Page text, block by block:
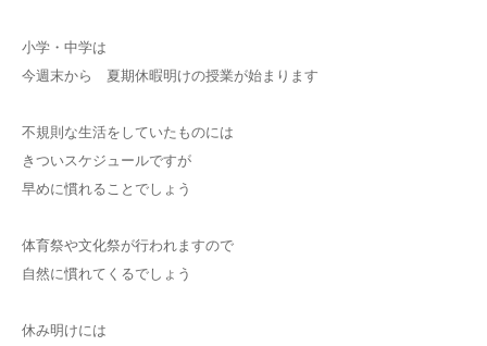
小学・中学は
今週末から 夏期休暇明けの授業が始まります
不規則な生活をしていたものには
きついスケジュールですが
早めに慣れることでしょう
体育祭や文化祭が行われますので
自然に慣れてくるでしょう
休み明けには